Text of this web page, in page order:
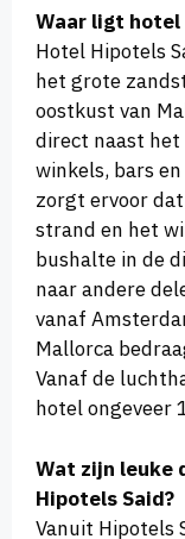
Waar ligt hotel
Hotel Hipotels
het grote
oostkust van
direct naast
winkels, bars
zorgt ervoor
strand en het
bushalte in de
naar andere
vanaf
Mallorca
Vanaf de
hotel ongeveer
Wat zijn leuke
Hipotels Said?
Vanuit Hipotels